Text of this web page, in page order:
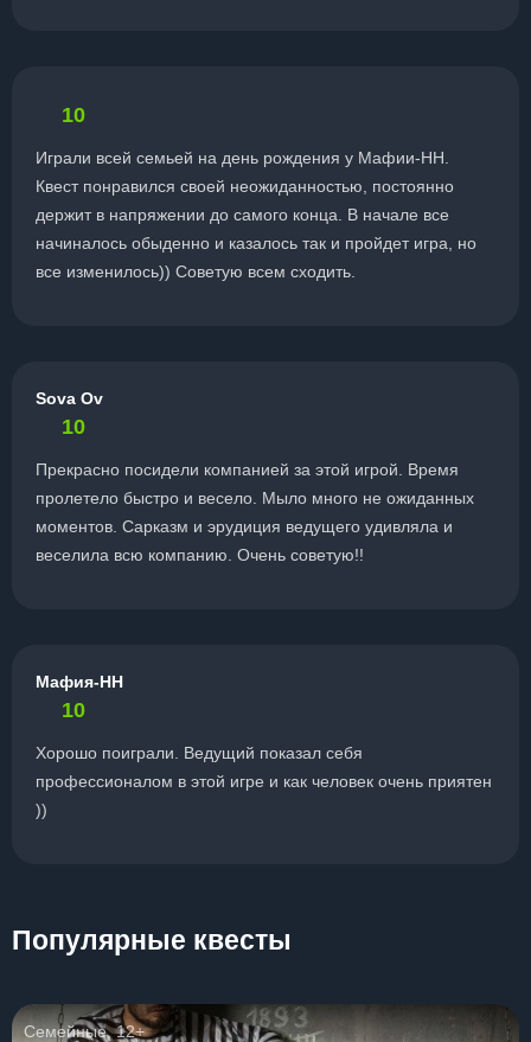
10
Играли всей семьей на день рождения у Мафии-НН.
Квест понравился своей неожиданностью, постоянно
держит в напряжении до самого конца. В начале все
начиналось обыденно и казалось так и пройдет игра, но
все изменилось)) Советую всем сходить.
Sova Ov
10
Прекрасно посидели компанией за этой игрой. Время
пролетело быстро и весело. Мыло много не ожиданных
моментов. Сарказм и эрудиция ведущего удивляла и
веселила всю компанию. Очень советую!!
Мафия-НН
10
Хорошо поиграли. Ведущий показал себя
профессионалом в этой игре и как человек очень приятен
))
Популярные квесты
Семейные, 12+